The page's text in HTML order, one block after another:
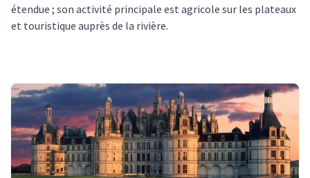
étendue ; son activité principale est agricole sur les plateaux
et touristique auprès de la rivière.